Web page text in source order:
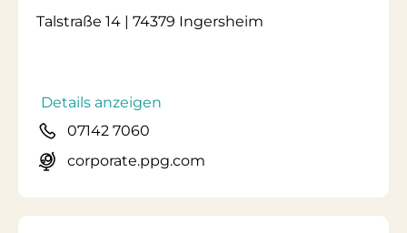
Talstraße 14 | 74379 Ingersheim
Details anzeigen
07142 7060
corporate.ppg.com